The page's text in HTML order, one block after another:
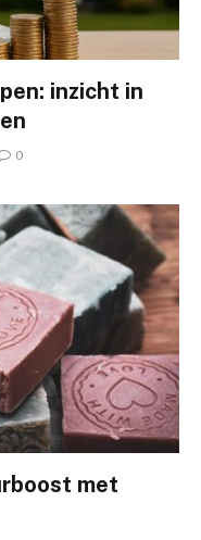
inzicht in
0
met